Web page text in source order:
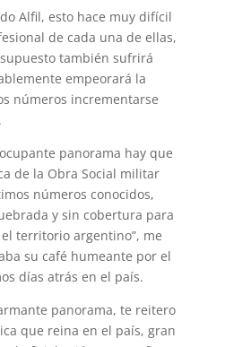
Alfil, esto hace muy difícil
de cada una de ellas,
también sufrirá
empeorará la
números incrementarse
panorama hay que
de la Obra Social militar
números conocidos,
y sin cobertura para
territorio argentino”, me
su café humeante por el
días atrás en el país.
panorama, te reitero
que reina en el país, gran